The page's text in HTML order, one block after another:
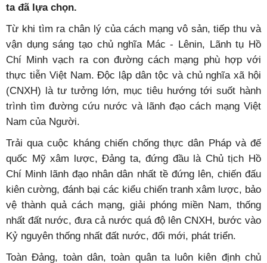
ta đã lựa chọn.
Từ khi tìm ra chân lý của cách mạng vô sản, tiếp thu và
vận dụng sáng tạo chủ nghĩa Mác - Lênin, Lãnh tụ Hồ
Chí Minh vạch ra con đường cách mạng phù hợp với
thực tiễn Việt Nam. Độc lập dân tộc và chủ nghĩa xã hội
(CNXH) là tư tưởng lớn, mục tiêu hướng tới suốt hành
trình tìm đường cứu nước và lãnh đạo cách mạng Việt
Nam của Người.
Trải qua cuộc kháng chiến chống thực dân Pháp và đế
quốc Mỹ xâm lược, Đảng ta, đứng đầu là Chủ tịch Hồ
Chí Minh lãnh đạo nhân dân nhất tề đứng lên, chiến đấu
kiên cường, đánh bại các kiểu chiến tranh xâm lược, bảo
vệ thành quả cách mạng, giải phóng miền Nam, thống
nhất đất nước, đưa cả nước quá độ lên CNXH, bước vào
Kỷ nguyên thống nhất đất nước, đổi mới, phát triển.
Toàn Đảng, toàn dân, toàn quân ta luôn kiên định chủ